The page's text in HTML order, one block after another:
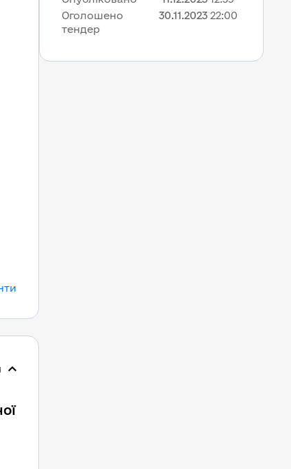
Оголошено
тендер
30.11.2023 22:00